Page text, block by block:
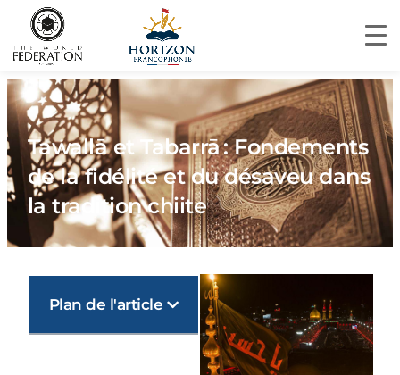
Tawallā et Tabarrā : Fondements
de la fidélité et du désaveu dans
la tradition chiite
Plan de l'article